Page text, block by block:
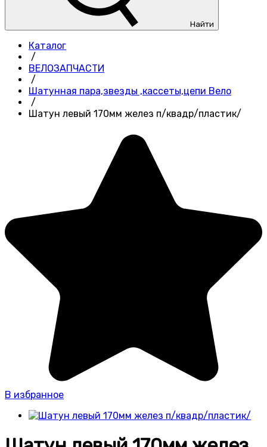
Найти
Каталог
/
ВЕЛОЗАПЧАСТИ
/
Шатунная пара,звезды ,кассеты,цепи Вело
/
Шатун левый 170мм желез п/квадр/пластик/
В избранное